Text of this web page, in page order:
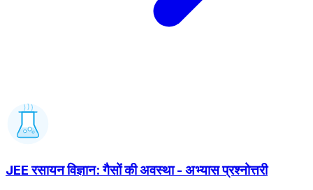
JEE रसायन विज्ञान: गैसों की अवस्था - अभ्यास प्रश्नोत्तरी